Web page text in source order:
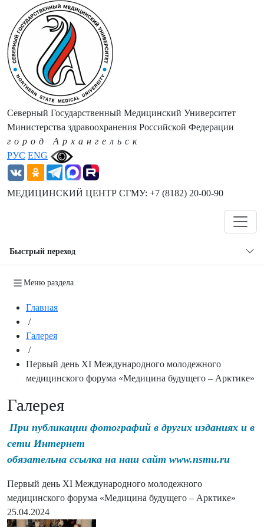
РУС ENG
Северный Государственный Медицинский Университет
Министерства здравоохранения Российской Федерации
город Архангельск
МЕДИЦИНСКИЙ ЦЕНТР СГМУ: +7 (8182) 20-00-90
Быстрый переход
Меню раздела
Главная
/
Галерея
/
Первый день XI Международного молодежного
медицинского форума «Медицина будущего – Арктике»
Галерея
При публикации фотографий в других изданиях и в
сети Интернет
обязательна ссылка на наш сайт www.nsmu.ru
Первый день XI Международного молодежного
медицинского форума «Медицина будущего – Арктике»
25.04.2024